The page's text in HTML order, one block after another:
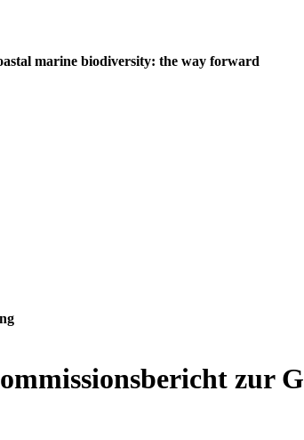
marine biodiversity: the way forward
zur